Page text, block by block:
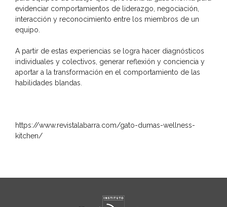
evidenciar comportamientos de liderazgo, negociación,
interacción y reconocimiento entre los miembros de un
equipo.
A partir de estas experiencias se logra hacer diagnósticos
individuales y colectivos, generar reflexión y conciencia y
aportar a la transformación en el comportamiento de las
habilidades blandas.
https://www.revistalabarra.com/gato-dumas-wellness-
kitchen/